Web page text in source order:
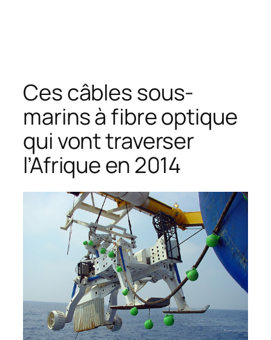
Ces câbles sous-
marins à fibre optique
qui vont traverser
l’Afrique en 2014